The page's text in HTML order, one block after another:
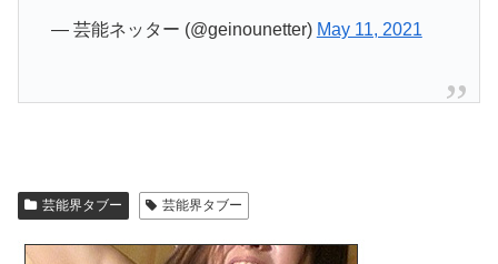
— 芸能ネッター (@geinounetter) May 11, 2021
芸能界タブー 芸能界タブー